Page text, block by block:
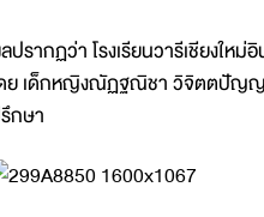
ปรากฏว่า โรงเรียนวารีเชียงใหม่
ย เด็กหญิงณัฏฐณิชา วิจิตตปัญญ
กษา